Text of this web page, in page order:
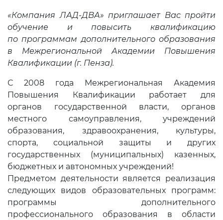
«Компания ЛАД-ДВА» приглашает Вас пройти
обучение и повысить квалификацию
по программамдополнительного образования
в Межрегиональной Академии Повышения
Квалификации (г. Пенза).
С 2008 года Межрегиональная Академия
Повышения Квалификации работает для
органов государственной власти, органов
местного самоуправления, учреждений
образования, здравоохранения, культуры,
спорта, социальной защиты и других
государственных (муниципальных) казенных,
бюджетных и автономных учреждений!
Предметом деятельности является реализация
следующих видов образовательных программ:
программы дополнительного
профессионального образования в области